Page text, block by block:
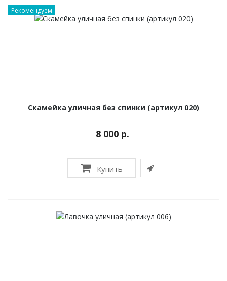
Рекомендуем
Скамейка уличная без спинки (артикул 020)
8 000 р.
Купить